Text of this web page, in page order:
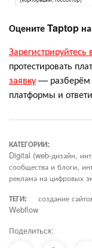
Оцените Taptop
протестировать
заявку— разберём
платформы и
КАТЕГОРИИ:
Digital (web-дизайн,
сообщества и блоги,
реклама на цифровых
ТЕГИ:
создание
Webflow
Поделиться: